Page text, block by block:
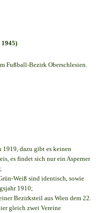
Fußball-Bezirk Oberschlesien.
1919, dazu gibt es keinen
es findet sich nur ein Asperner
;
Weiß sind identisch, sowie
1910;
Bezirksteil aus Wien dem 22.
gleich zwei Vereine